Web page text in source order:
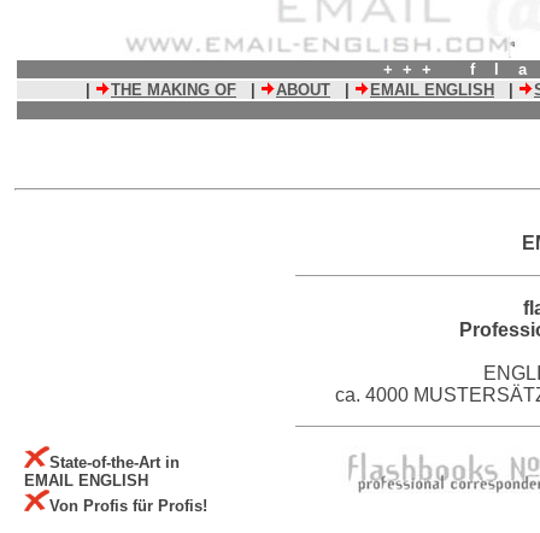
+ + + f l a
THE MAKING OF ABOUT EMAIL ENGLISH
ca. 4000
State-of-the-Art in
EMAIL ENGLISH
Von Profis für Profis!